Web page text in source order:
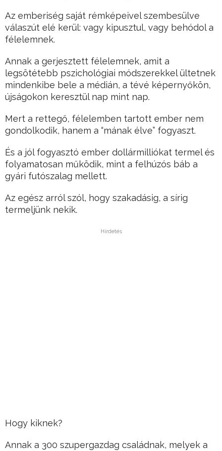
Az emberiség saját rémképeivel szembesülve
válaszút elé kerül: vagy kipusztul, vagy behódol a
félelemnek.
Annak a gerjesztett félelemnek, amit a
legsötétebb pszichológiai módszerekkel ültetnek
mindenkibe bele a médián, a tévé képernyőkön,
újságokon keresztül nap mint nap.
Mert a rettegő, félelemben tartott ember nem
gondolkodik, hanem a “mának élve” fogyaszt.
És a jól fogyasztó ember dollármilliókat termel és
folyamatosan működik, mint a felhúzós báb a
gyári futószalag mellett.
Az egész arról szól, hogy szakadásig, a sírig
termeljünk nekik.
Hirdetés
Hogy kiknek?
Annak a 300 szupergazdag családnak, melyek a